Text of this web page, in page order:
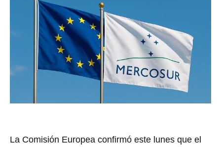
La Comisión Europea confirmó este lunes que el